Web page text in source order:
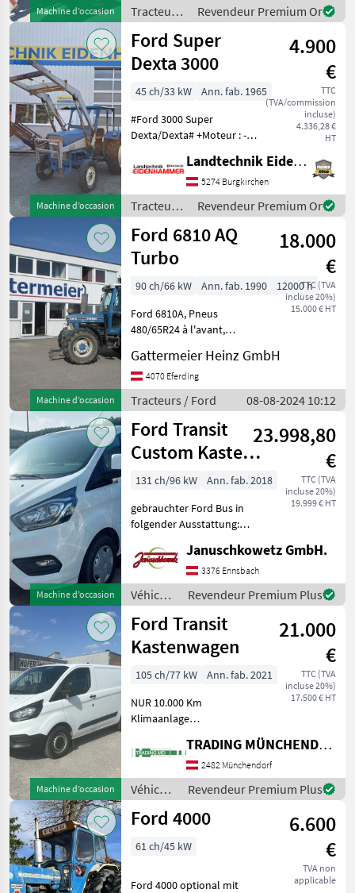
Machine d’occasion
Anhängevorrichtung, MHR,
mech. Oberlen
Tracteurs
/ Ford
Revendeur Premium Or
Machine d’occasion
Ford Super
Dexta 3000
4.900
€
TTC
(TVA/commission
incluse)
4.336,28 €
HT
45 ch/33 kW
Ann. fab. 1965
#Ford 3000 Super
Dexta/Dexta# +Moteur : -
temps, trois cylindres en
injection directe
+Transmission : -Boîte de
vitesses
Landtechnik Eidenhammer GmbH
5274 Burgkirchen
Tracteurs
/ Ford
Revendeur Premium Or
Machine d’occasion
Ford 6810 AQ
Turbo
18.000
€
TTC (TVA
incluse 20%)
15.000 € HT
90 ch/66 kW Ann. fab. 1990
12000 h
Ford 6810A, Pneus
480/65R24 à l'avant,
Commandes 2 x DW + 2 x
DW - Commande à levier
unique Hydraulique avant
Vérin de levage
supplémentaire p
Gattermeier Heinz GmbH
4070 Eferding
Tracteurs / Ford 08-08-2024 10:12
Machine d’occasion
Ford Transit
Custom Kasten
2,0 TDCi L1H1
300 Trend
23.998,80
€
TTC (TVA
incluse 20%)
19.999 € HT
131 ch/96 kW
Ann. fab. 2018
gebrauchter Ford Bus in
folgender Ausstattung:
abschließbar, Schiebetüre
auf der Beifahrerseite,
Heavy Duty Batterie,
Schmutzfänger vorn,
Türgriffe,
Januschkowetz GmbH.
3376 Ennsbach
Véhicules
utilitaires/
véhicules
commerciaux
/ Ford
Revendeur Premium Plus
Machine d’occasion
Ford Transit
Kastenwagen
21.000
€
TTC (TVA
incluse 20%)
17.500 € HT
105 ch/77 kW
Ann. fab. 2021
NUR 10.000 Km
Klimaanlage
Laderaumschutz-Paket
undefinedAirbag
Fahrerseite Anti-Blockier-
System (ABS) Antriebsart:
Frontantrieb Audiosys
TRADING MÜNCHENDORF Handels GmbH
2482 Münchendorf
Véhicules
utilitaires/
véhicules
/ Ford
Revendeur Premium Plus
Ford 4000
6.600
€
TVA non
applicable
61 ch/45 kW
Ford 4000 optional mit